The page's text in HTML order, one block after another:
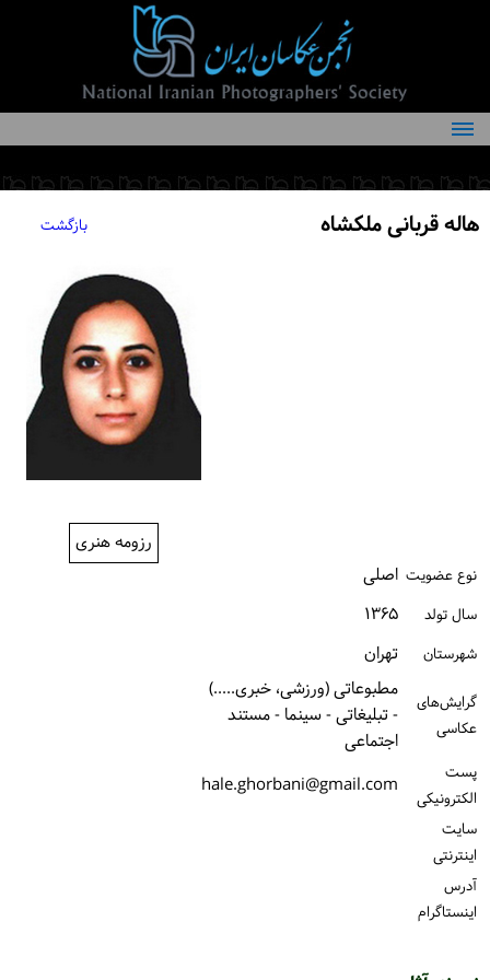
درباره انجمن
کمیته‌های انجمن
اعضاء انجمنهاله قربانی ملکشاه بازگشت
رزومه هنری
نوع عضویت اصلی
سال تولد ۱۳۶۵
شهرستان تهران
گرایش‌های
عکاسی
مطبوعاتی (ورزشی، خبری.....)
- تبلیغاتی - سینما - مستند
اجتماعی
پست
الكترونیكی
hale.ghorbani@gmail.com
سایت
اینترنتی
آدرس
اینستاگرام